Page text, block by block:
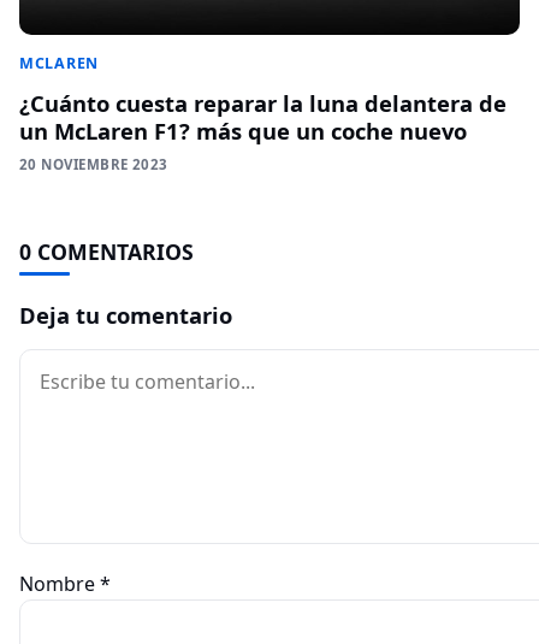
MCLAREN
¿Cuánto cuesta reparar la luna delantera de
un McLaren F1? más que un coche nuevo
20 NOVIEMBRE 2023
0 COMENTARIOS
Deja tu comentario
Comentario
Nombre*